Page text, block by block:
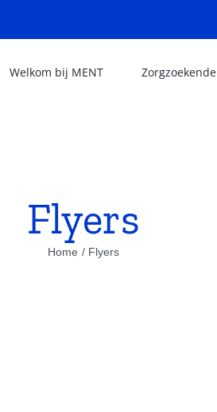
Welkom bij MENT Zorgzoekende
Flyers
Home Flyers